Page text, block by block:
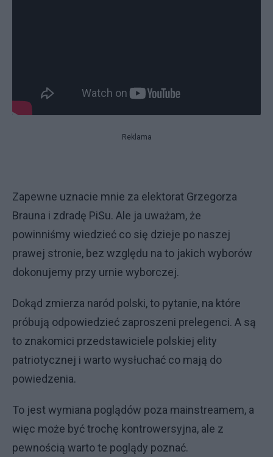
Reklama
Zapewne uznacie mnie za elektorat Grzegorza
Brauna i zdradę PiSu. Ale ja uważam, że
powinniśmy wiedzieć co się dzieje po naszej
prawej stronie, bez względu na to jakich wyborów
dokonujemy przy urnie wyborczej.
Dokąd zmierza naród polski, to pytanie, na które
próbują odpowiedzieć zaproszeni prelegenci. A są
to znakomici przedstawiciele polskiej elity
patriotycznej i warto wysłuchać co mają do
powiedzenia.
To jest wymiana poglądów poza mainstreamem, a
więc może być trochę kontrowersyjna, ale z
pewnością warto te poglądy poznać.